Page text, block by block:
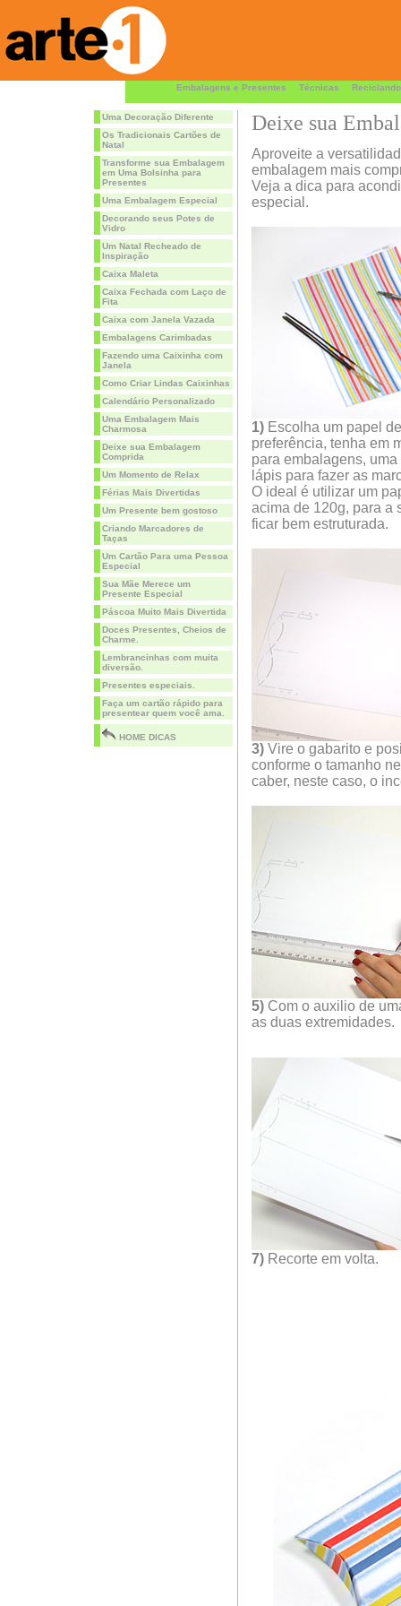
Embalagens e Presentes Técnicas Reciclando
Uma Decoração Diferente
Os Tradicionais Cartões de
Natal
Transforme sua Embalagem
em Uma Bolsinha para
Presentes
Uma Embalagem Especial
Decorando seus Potes de
Vidro
Um Natal Recheado de
Inspiração
Caixa Maleta
Caixa Fechada com Laço de
Fita
Caixa com Janela Vazada
Embalagens Carimbadas
Fazendo uma Caixinha com
Janela
Como Criar Lindas Caixinhas
Calendário Personalizado
Uma Embalagem Mais
Charmosa
Deixe sua Embalagem
Comprida
Um Momento de Relax
Férias Mais Divertidas
Um Presente bem gostoso
Criando Marcadores de
Taças
Um Cartão Para uma Pessoa
Especial
Sua Mãe Merece um
Presente Especial
Páscoa Muito Mais Divertida
Doces Presentes, Cheios de
Charme.
Lembrancinhas com muita
diversão.
Presentes especiais.
Faça um cartão rápido para
presentear quem você ama.
HOME DICAS
Deixe sua
Aproveite a
embalagem mais
Veja a dica para
especial.
1) Escolha um papel
preferência, tenha em
para embalagens, uma
lápis para fazer as
O ideal é utilizar um
acima de 120g, para a
ficar bem estruturada.
3)Vire o gabarito e
conforme o tamanho
caber, neste caso, o
5)Com o auxilio de
as duas extremidades.
7)Recorte em volta.